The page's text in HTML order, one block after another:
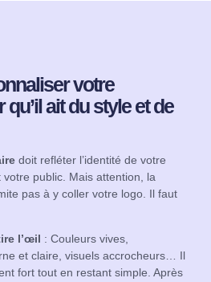
votre
ait du style et de
doit refléter l’identité de votre
public. Mais attention, la
pas à y coller votre logo. Il faut
l’œil : Couleurs vives,
et claire, visuels accrocheurs… Il
fort tout en restant simple. Après